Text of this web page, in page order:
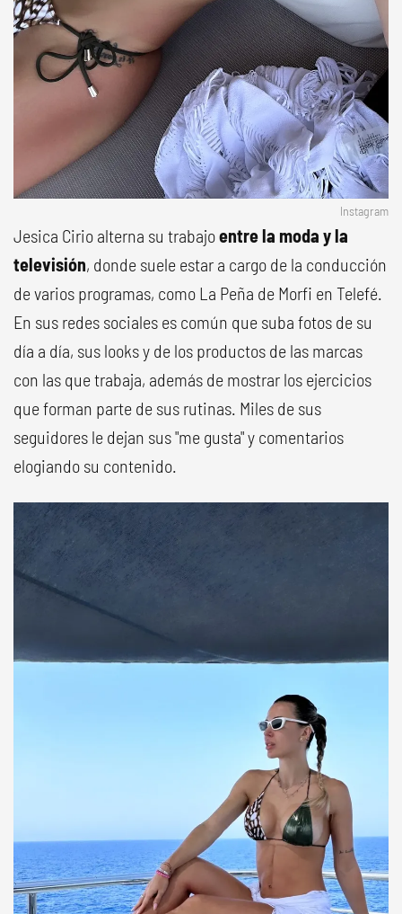
Instagram
Jesica Cirio alterna su trabajoentre la moda y la
televisión, donde suele estar a cargo de la conducción
de varios programas, como La Peña de Morfi en Telefé.
En sus redes sociales es común que suba fotos de su
día a día, sus looks y de los productos de las marcas
con las que trabaja, además de mostrar los ejercicios
que forman parte de sus rutinas. Miles de sus
seguidores le dejan sus "me gusta" y comentarios
elogiando su contenido.